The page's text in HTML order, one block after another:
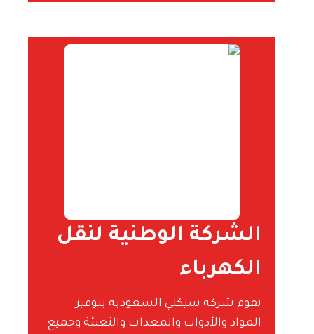
الشركة الوطنية لنقل
الكهرباء
تقوم شركة سيكلي السعودية بتوفير
المواد والأدوات والمعدات والتعبئة وجميع